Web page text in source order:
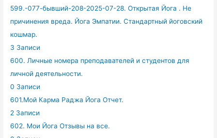
599.-077-бывший-208-2025-07-28. Открытая Йога . Не
причинения вреда. Йога Эмпатии. Стандартный йоговский
кошмар.
3 Записи
600. Личные номера преподавателей и студентов для
личной деятельности.
0 Записи
601.Мой Карма Раджа Йога Отчет.
2 Записи
602. Мои Йога Отзывы на все.